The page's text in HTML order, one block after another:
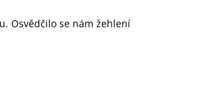
Osvědčilo se nám žehlení